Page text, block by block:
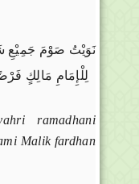
نَوَيْتُ صَوْمَ جَمِيْعِ
ramadhani
Malik fardhan